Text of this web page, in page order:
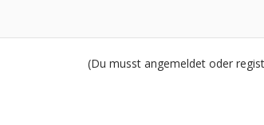
(Du musst angemeldet oder